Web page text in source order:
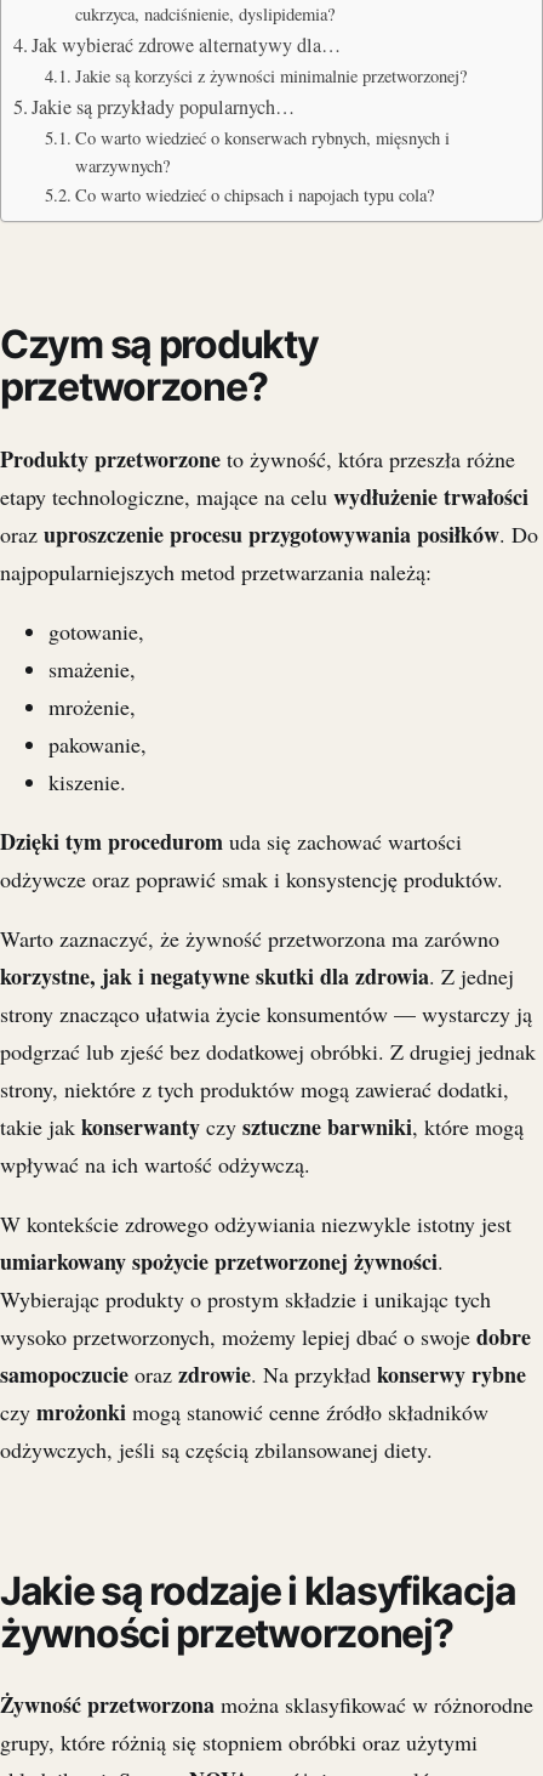
cukrzyca, nadciśnienie, dyslipidemia?
Jak wybierać zdrowe alternatywy dla…
Jakie są korzyści z żywności minimalnie przetworzonej?
Jakie są przykłady popularnych…
Co warto wiedzieć o konserwach rybnych, mięsnych i
warzywnych?
Co warto wiedzieć o chipsach i napojach typu cola?
Czym są produkty
przetworzone?
Produkty przetworzone to żywność, która przeszła różne
etapy technologiczne, mające na celu wydłużenie trwałości
oraz uproszczenie procesu przygotowywania posiłków. Do
najpopularniejszych metod przetwarzania należą:
gotowanie,
smażenie,
mrożenie,
pakowanie,
kiszenie.
Dzięki tym procedurom uda się zachować wartości
odżywcze oraz poprawić smak i konsystencję produktów.
Warto zaznaczyć, że żywność przetworzona ma zarówno
korzystne, jak i negatywne skutki dla zdrowia. Z jednej
strony znacząco ułatwia życie konsumentów — wystarczy ją
podgrzać lub zjeść bez dodatkowej obróbki. Z drugiej jednak
strony, niektóre z tych produktów mogą zawierać dodatki,
takie jak konserwanty czy sztuczne barwniki, które mogą
wpływać na ich wartość odżywczą.
W kontekście zdrowego odżywiania niezwykle istotny jest
umiarkowany spożycie przetworzonej żywności.
Wybierając produkty o prostym składzie i unikając tych
wysoko przetworzonych, możemy lepiej dbać o swoje dobre
samopoczucie oraz zdrowie. Na przykład konserwy rybne
czy mrożonki mogą stanowić cenne źródło składników
odżywczych, jeśli są częścią zbilansowanej diety.
Jakie są rodzaje i klasyfikacja
żywności przetworzonej?
Żywność przetworzona można sklasyfikować w różnorodne
grupy, które różnią się stopniem obróbki oraz użytymi